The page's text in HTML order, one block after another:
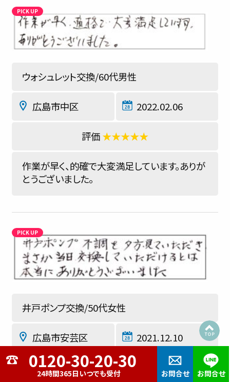
24時間365日いつでも受付 お問合せ お問合せ
ウォシュレット交換/60代男性
広島市中区 2022.02.06
★★★★★
作業が早く、的確で大変満足しています。ありが
とうございました。
井戸ポンプ交換/50代女性
広島市安芸区 2021.12.10
★★★★★